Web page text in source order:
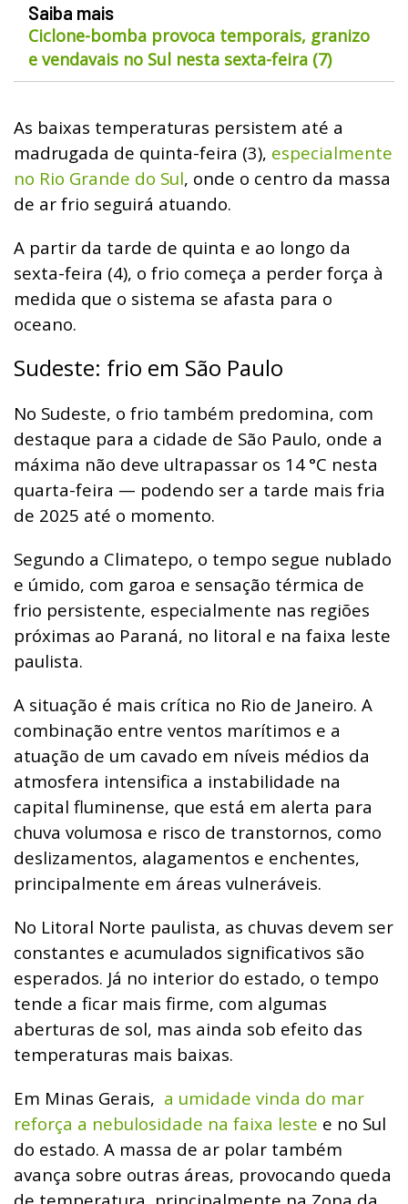
Saiba mais
Ciclone-bomba provoca temporais, granizo
e vendavais no Sul nesta sexta-feira (7)
As baixas temperaturas persistem até a
madrugada de quinta-feira (3), especialmente
no Rio Grande do Sul, onde o centro da massa
de ar frio seguirá atuando.
A partir da tarde de quinta e ao longo da
sexta-feira (4), o frio começa a perder força à
medida que o sistema se afasta para o
oceano.
Sudeste: frio em São Paulo
No Sudeste, o frio também predomina, com
destaque para a cidade de São Paulo, onde a
máxima não deve ultrapassar os 14 °C nesta
quarta-feira — podendo ser a tarde mais fria
de 2025 até o momento.
Segundo a Climatepo, o tempo segue nublado
e úmido, com garoa e sensação térmica de
frio persistente, especialmente nas regiões
próximas ao Paraná, no litoral e na faixa leste
paulista.
A situação é mais crítica no Rio de Janeiro. A
combinação entre ventos marítimos e a
atuação de um cavado em níveis médios da
atmosfera intensifica a instabilidade na
capital fluminense, que está em alerta para
chuva volumosa e risco de transtornos, como
deslizamentos, alagamentos e enchentes,
principalmente em áreas vulneráveis.
No Litoral Norte paulista, as chuvas devem ser
constantes e acumulados significativos são
esperados. Já no interior do estado, o tempo
tende a ficar mais firme, com algumas
aberturas de sol, mas ainda sob efeito das
temperaturas mais baixas.
Em Minas Gerais, a umidade vinda do mar
reforça a nebulosidade na faixa leste e no Sul
do estado. A massa de ar polar também
avança sobre outras áreas, provocando queda